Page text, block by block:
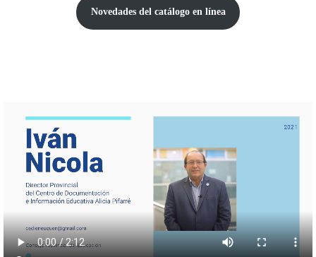
Novedades del catálogo en línea